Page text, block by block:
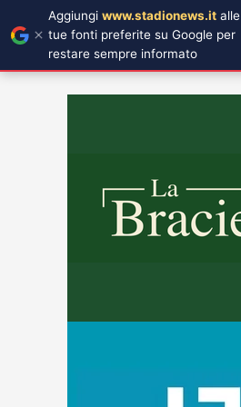
Aggiungi www.stadionews.it alle
tue fonti preferite su Google per
restare sempre informato